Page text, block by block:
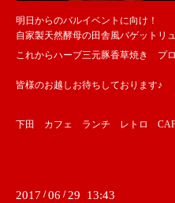
明日からのバルイベントに向け！
自家製天然酵母の田舎風バゲットリ
これからハーブ三元豚香草焼き プ
皆様のお越しお待ちしております♪
下田 カフェ ランチ レトロ
2017 /06 / 29 13:43